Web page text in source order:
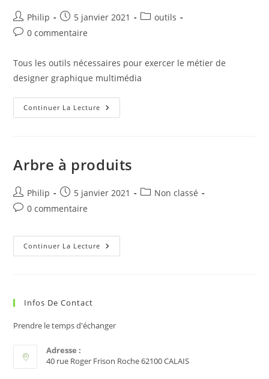
Auteur/autrice
de
Philip
Publication
publiée :
5 janvier 2021
Postoutils
Commentaires
la
publication :
0 commentaire
Tous les outils nécessaires pour exercer le métier de
designer graphique multimédia
Continuer La Lecture Des
Outils
Sont
Indispensables
Arbre à produits
Auteur/autrice
de
Philip
Publication
publiée :
5 janvier 2021
PostNon classé
Commentaires
la
publication :
0 commentaire
Continuer La Lecture Arbre
À
Infos De Contact
Prendre le temps d'échanger
Adresse :
40 rue Roger Frison Roche 62100 CALAIS